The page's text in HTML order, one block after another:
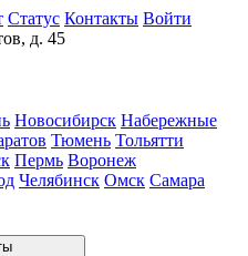
Статус Контакты Войти
д. 45
Новосибирск Набережные
Тюмень Тольятти
Пермь Воронеж
Челябинск Омск Самара